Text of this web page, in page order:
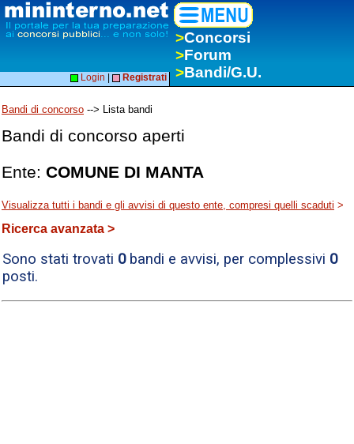
>Concorsi
>Forum
>Bandi/G.U.
Login Registrati
Bandi di concorso --> Lista bandi
Bandi di concorso aperti
Ente: COMUNE DI MANTA
Visualizza tutti i bandi e gli avvisi di questo ente, compresi quelli scaduti >
Ricerca avanzata >
Sono stati trovati 0bandi e avvisi, per complessivi 0
posti.